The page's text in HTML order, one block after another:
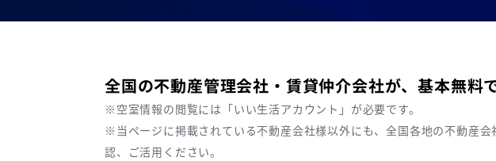
全国の不動産管理会社・賃貸仲介会社が、基本無料
※空室情報の閲覧には「いい生活アカウント」が必要です。
※当ページに掲載されている不動産会社様以外にも、全国各地の不動産
認、ご活用ください。